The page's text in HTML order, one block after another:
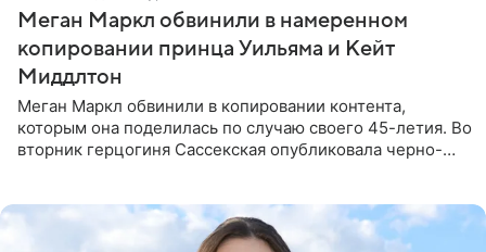
Меган Маркл обвинили в намеренном
копировании принца Уильяма и Кейт
Миддлтон
Меган Маркл обвинили в копировании контента,
которым она поделилась по случаю своего 45-летия. Во
вторник герцогиня Сассекская опубликовала черно-